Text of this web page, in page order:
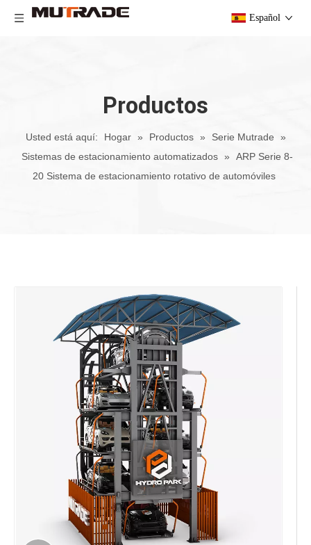
Español
Productos
Usted está aquí: Hogar » Productos » Serie Mutrade
»
Sistemas de estacionamiento automatizados »
ARP Serie 8-
20 Sistema de estacionamiento rotativo de automóviles